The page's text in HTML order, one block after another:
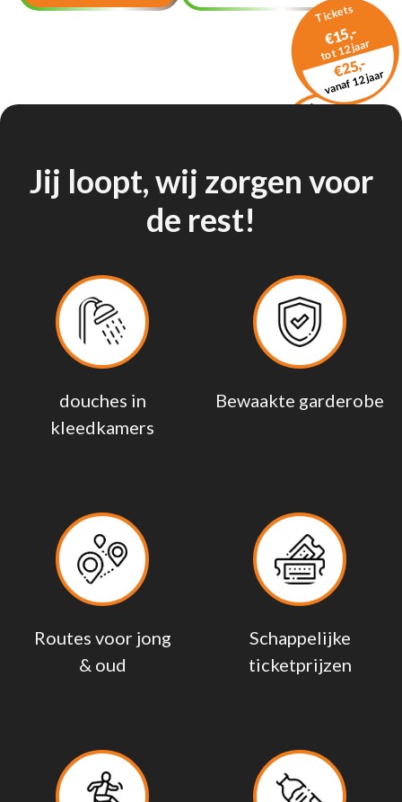
Tickets
€15,-
tot 12 jaar
€25,-
vanaf 12 jaar
Ukkierun
Jij loopt, wij zorgen voor
de rest!
douches in
kleedkamers
Bewaakte garderobe
Routes voor jong
& oud
Schappelijke
ticketprijzen